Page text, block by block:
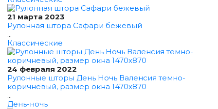
21 марта 2023
Рулонная штора Сафари бежевый
...
Классические
24 февраля 2022
Рулонные шторы День Ночь Валенсия темно-
коричневый, размер окна 1470x870
...
День-ночь